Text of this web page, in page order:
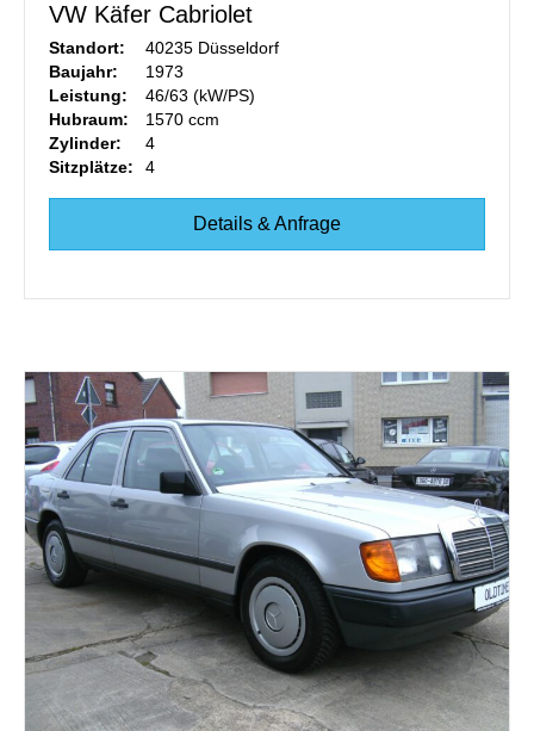
VW Käfer Cabriolet
Standort:
40235 Düsseldorf
Baujahr:
1973
Leistung:
46/63 (kW/PS)
Hubraum:
1570 ccm
Zylinder:
4
Sitzplätze:
4
Details & Anfrage